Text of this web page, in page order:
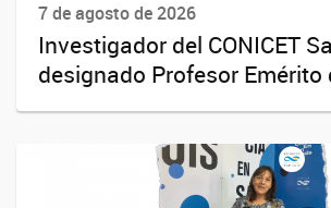
7 de agosto de 2026
Investigador del CONICET
designado Profesor Emérito